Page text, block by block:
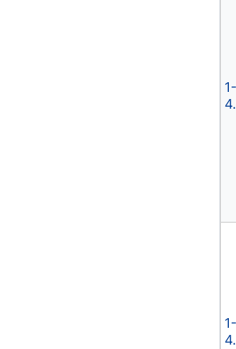
1-
1-